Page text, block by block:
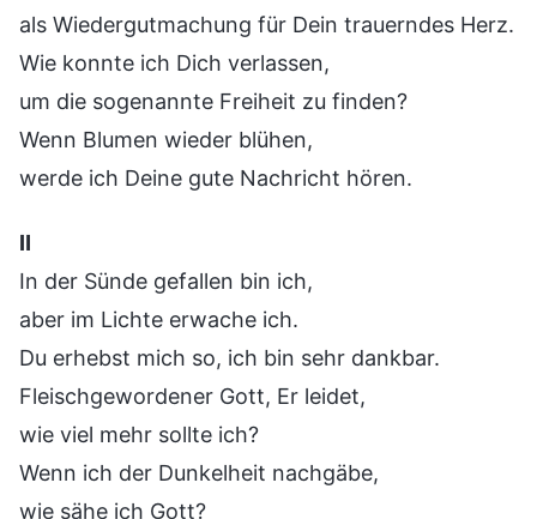
als Wiedergutmachung für Dein trauerndes Herz.
Wie konnte ich Dich verlassen,
um die sogenannte Freiheit zu finden?
Wenn Blumen wieder blühen,
werde ich Deine gute Nachricht hören.
Ⅱ
In der Sünde gefallen bin ich,
aber im Lichte erwache ich.
Du erhebst mich so, ich bin sehr dankbar.
Fleischgewordener Gott, Er leidet,
wie viel mehr sollte ich?
Wenn ich der Dunkelheit nachgäbe,
wie sähe ich Gott?